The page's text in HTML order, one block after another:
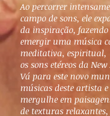
Ao percorrer
campo de sons, ele
da inspiração, fazendo
emergir uma música
meditativa, espiritual,
os sons etéreos da
Vá para este novo
músicas deste artista e
mergulhe em
de texturas